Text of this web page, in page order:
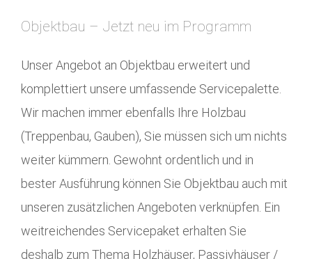
Objektbau – Jetzt neu im Programm
Unser Angebot an Objektbau erweitert und
komplettiert unsere umfassende Servicepalette.
Wir machen immer ebenfalls Ihre Holzbau
(Treppenbau, Gauben), Sie müssen sich um nichts
weiter kümmern. Gewohnt ordentlich und in
bester Ausführung können Sie Objektbau auch mit
unseren zusätzlichen Angeboten verknüpfen. Ein
weitreichendes Servicepaket erhalten Sie
deshalb zum Thema Holzhäuser, Passivhäuser /